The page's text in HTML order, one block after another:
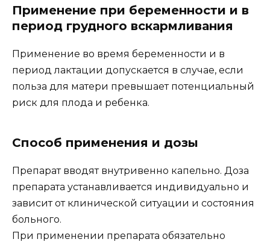
Применение при беременности и в
период грудного вскармливания
Применение во время беременности и в
период лактации допускается в случае, если
польза для матери превышает потенциальный
риск для плода и ребенка.
Способ применения и дозы
Препарат вводят внутривенно капельно. Доза
препарата устанавливается индивидуально и
зависит от клинической ситуации и состояния
больного.
При применении препарата обязательно